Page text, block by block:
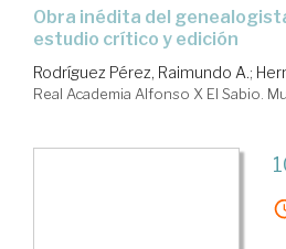
obra inédita del genealogista Salazar y Castro:
estudio crítico y edición
Rodríguez Pérez, Raimundo A.;
Real Academia Alfonso X El Sabio.